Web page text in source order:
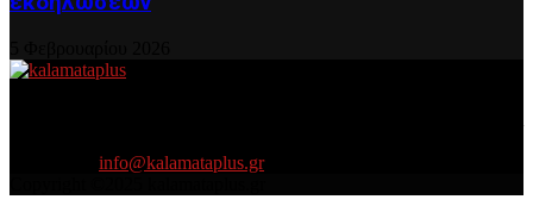
info@kalamataplus.gr